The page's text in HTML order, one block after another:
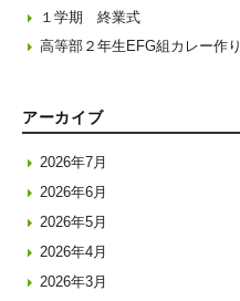
１学期 終業式
高等部２年生EFG組カレー作り
アーカイブ
2026年7月
2026年6月
2026年5月
2026年4月
2026年3月